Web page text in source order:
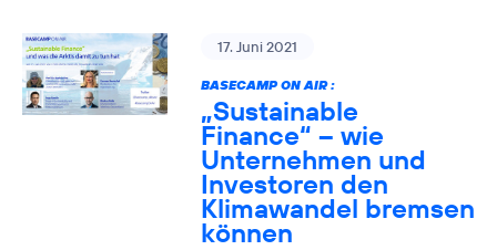
17. Juni 2021
BASECAMP ON AIR :
„Sustainable
Finance“ – wie
Unternehmen und
Investoren den
Klimawandel bremsen
können